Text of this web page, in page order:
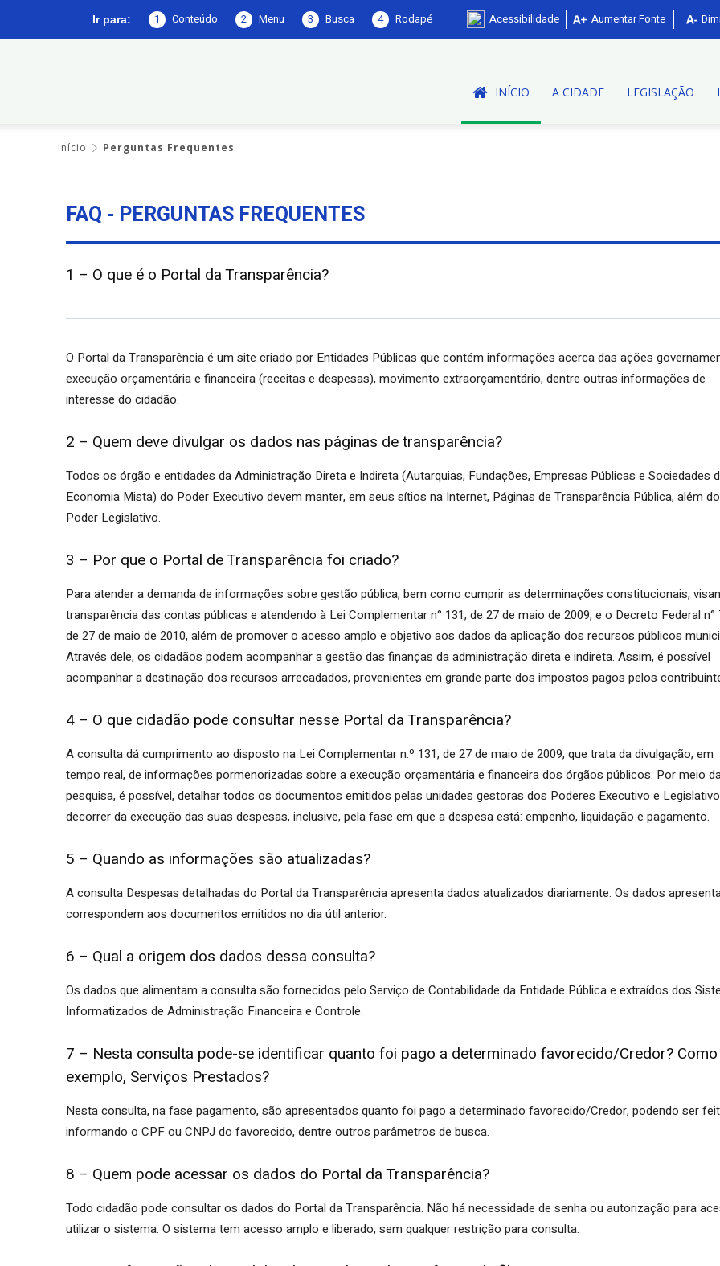
Ir para: 1 Conteúdo 2 Menu 3 Busca 4 Rodapé Acessibilidade Aumentar Fonte
Cruz
PB
INÍCIO A CIDADE LEGISLAÇÃO
Início Perguntas Frequentes
FAQ - PERGUNTAS FREQUENTES
1 – O que é o Portal da Transparência?
O Portal da Transparência é um site criado por Entidades Públicas que contém informações acerca das ações
execução orçamentária e financeira (receitas e despesas), movimento extraorçamentário, dentre outras informações de
interesse do cidadão.
2 – Quem deve divulgar os dados nas páginas de transparência?
Todos os órgão e entidades da Administração Direta e Indireta (Autarquias, Fundações, Empresas Públicas e Sociedades
Economia Mista) do Poder Executivo devem manter, em seus sítios na Internet, Páginas de Transparência Pública, além do
Poder Legislativo.
3 – Por que o Portal de Transparência foi criado?
Para atender a demanda de informações sobre gestão pública, bem como cumprir as determinações constitucionais,
transparência das contas públicas e atendendo à Lei Complementar n° 131, de 27 de maio de 2009, e o Decreto Federal n°
de 27 de maio de 2010, além de promover o acesso amplo e objetivo aos dados da aplicação dos recursos públicos
Através dele, os cidadãos podem acompanhar a gestão das finanças da administração direta e indireta. Assim, é possível
acompanhar a destinação dos recursos arrecadados, provenientes em grande parte dos impostos pagos pelos
4 – O que cidadão pode consultar nesse Portal da Transparência?
A consulta dá cumprimento ao disposto na Lei Complementar n.º 131, de 27 de maio de 2009, que trata da divulgação, em
tempo real, de informações pormenorizadas sobre a execução orçamentária e financeira dos órgãos públicos. Por meio
pesquisa, é possível, detalhar todos os documentos emitidos pelas unidades gestoras dos Poderes Executivo e
decorrer da execução das suas despesas, inclusive, pela fase em que a despesa está: empenho, liquidação e pagamento.
5 – Quando as informações são atualizadas?
A consulta Despesas detalhadas do Portal da Transparência apresenta dados atualizados diariamente. Os dados
correspondem aos documentos emitidos no dia útil anterior.
6 – Qual a origem dos dados dessa consulta?
Os dados que alimentam a consulta são fornecidos pelo Serviço de Contabilidade da Entidade Pública e extraídos dos
Informatizados de Administração Financeira e Controle.
7 – Nesta consulta pode-se identificar quanto foi pago a determinado favorecido/Credor?
exemplo, Serviços Prestados?
Nesta consulta, na fase pagamento, são apresentados quanto foi pago a determinado favorecido/Credor, podendo ser
informando o CPF ou CNPJ do favorecido, dentre outros parâmetros de busca.
8 – Quem pode acessar os dados do Portal da Transparência?
Todo cidadão pode consultar os dados do Portal da Transparência. Não há necessidade de senha ou autorização para
utilizar o sistema. O sistema tem acesso amplo e liberado, sem qualquer restrição para consulta.